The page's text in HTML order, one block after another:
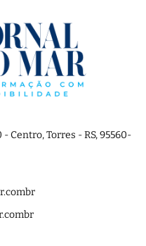
Centro, Torres - RS, 95560-